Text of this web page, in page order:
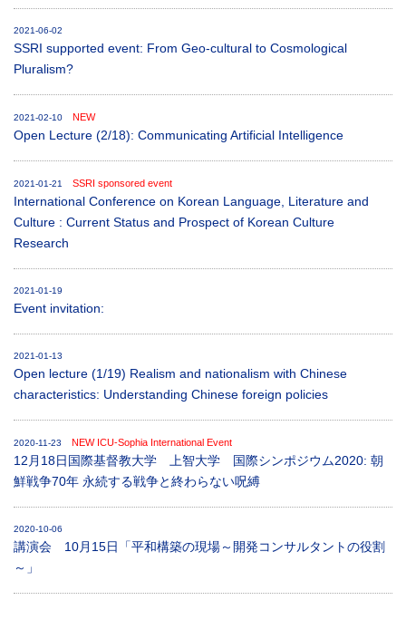
2021-06-02
SSRI supported event: From Geo-cultural to Cosmological
Pluralism?
2021-02-10 NEW
Open Lecture (2/18): Communicating Artificial Intelligence
2021-01-21 SSRI sponsored event
International Conference on Korean Language, Literature and
Culture : Current Status and Prospect of Korean Culture
Research
2021-01-19
Event invitation:
2021-01-13
Open lecture (1/19) Realism and nationalism with Chinese
characteristics: Understanding Chinese foreign policies
2020-11-23 NEW ICU-Sophia International Event
12月18日国際基督教大学 上智大学 国際シンポジウム2020: 朝
鮮戦争70年 永続する戦争と終わらない呪縛
2020-10-06
講演会 10月15日「平和構築の現場～開発コンサルタントの役割
～」